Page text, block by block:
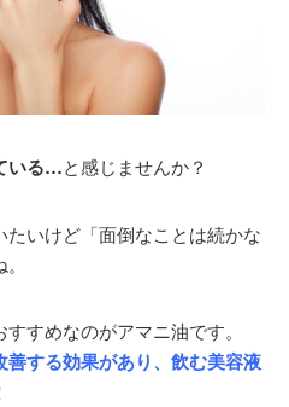
いる…と感じませんか？
いけど「面倒なことは続かな
すめなのがアマニ油です。
する効果があり、飲む美容液